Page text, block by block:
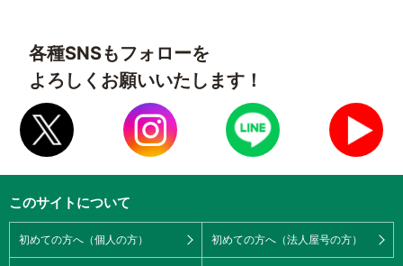
各種SNSもフォローを
よろしくお願いいたします！
このサイトについて
初めての方へ（個人の方） 初めての方へ（法人屋号の方）